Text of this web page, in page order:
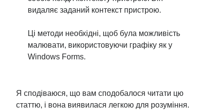
видаляє заданий контекст пристрою.
Ці методи необхідні, щоб була можливість
малювати, використовуючи графіку як у
Windows Forms.
Я сподіваюся, що вам сподобалося читати цю
статтю, і вона виявилася легкою для розуміння.